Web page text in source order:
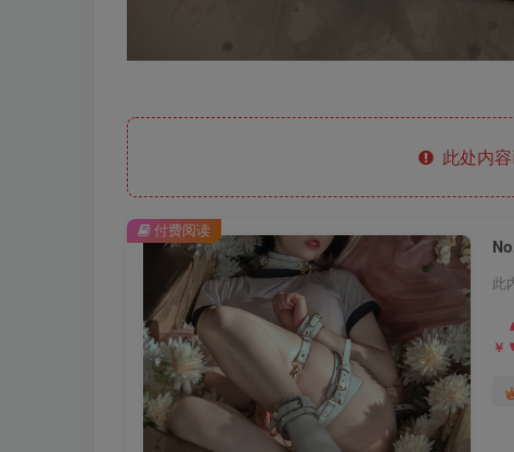
此处内
此
￥
付费阅读